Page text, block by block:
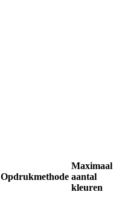
Opdrukmethode
Maximaal
aantal
kleuren